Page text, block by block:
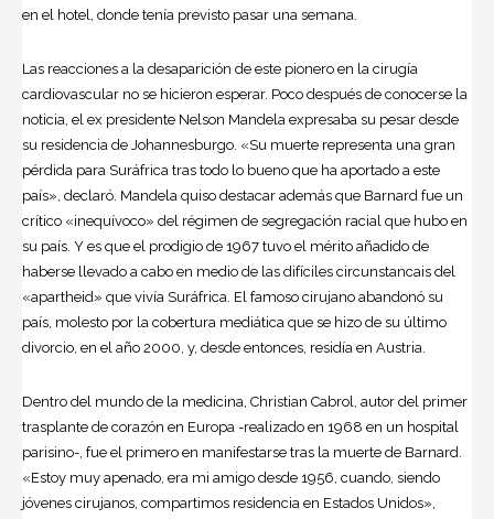
en el hotel, donde tenía previsto pasar una semana.
Las reacciones a la desaparición de este pionero en la cirugía
cardiovascular no se hicieron esperar. Poco después de conocerse la
noticia, el ex presidente Nelson Mandela expresaba su pesar desde
su residencia de Johannesburgo. «Su muerte representa una gran
pérdida para Suráfrica tras todo lo bueno que ha aportado a este
país», declaró. Mandela quiso destacar además que Barnard fue un
crítico «inequívoco» del régimen de segregación racial que hubo en
su país. Y es que el prodigio de 1967 tuvo el mérito añadido de
haberse llevado a cabo en medio de las difíciles circunstancais del
«apartheid» que vivía Suráfrica. El famoso cirujano abandonó su
país, molesto por la cobertura mediática que se hizo de su último
divorcio, en el año 2000, y, desde entonces, residía en Austria.
Dentro del mundo de la medicina, Christian Cabrol, autor del primer
trasplante de corazón en Europa -realizado en 1968 en un hospital
parisino-, fue el primero en manifestarse tras la muerte de Barnard.
«Estoy muy apenado, era mi amigo desde 1956, cuando, siendo
jóvenes cirujanos, compartimos residencia en Estados Unidos»,